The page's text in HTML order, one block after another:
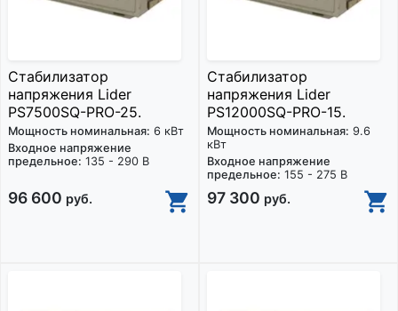
Стабилизатор
напряжения Lider
PS7500SQ-PRO-25.
Мощность номинальная: 6 кВт
Входное напряжение
предельное: 135 - 290 В
96 600 руб.
Стабилизатор
напряжения Lider
PS12000SQ-PRO-15.
Мощность номинальная: 9.6
кВт
Входное напряжение
предельное: 155 - 275 В
97 300 руб.